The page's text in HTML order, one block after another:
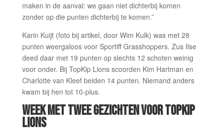
maken in de aanval: we gaan niet dichterbij komen
zonder op die punten dichterbij te komen.”
Karin Kuijt (foto bij artikel, door Wim Kulk) was met 28
punten weergaloos voor Sportiff Grasshoppers. Zus Ilse
deed daar met 19 punten op slechts 12 schoten weinig
voor onder. Bij TopKip Lions scoorden Kim Hartman en
Charlotte van Kleef beiden 14 punten. Niemand anders
kwam bij hen tot 10-plus.
WEEK MET TWEE GEZICHTEN VOOR TOPKIP
LIONS